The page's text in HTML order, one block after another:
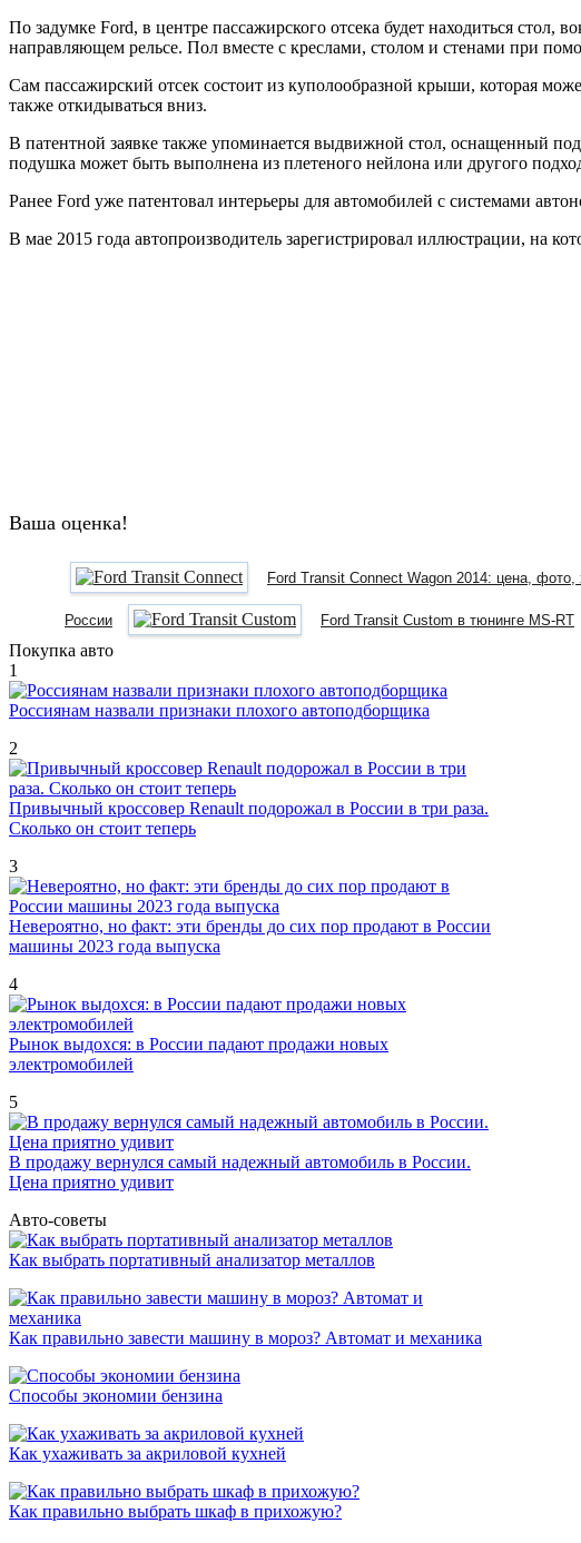
По задумке Ford, в центре пассажирского отсека будет находиться стол,
направляющем рельсе. Пол вместе с креслами, столом и стенами при
Сам пассажирский отсек состоит из куполообразной крыши, которая
также откидываться вниз.
В патентной заявке также упоминается выдвижной стол, оснащенный
подушка может быть выполнена из плетеного нейлона или другого
Ранее Ford уже патентовал интерьеры для автомобилей с системами
В мае 2015 года автопроизводитель зарегистрировал иллюстрации, на
Ваша оценка!
Ford Transit Connect Wagon 2014: цена, фото,
России Ford Transit Custom в тюнинге MS-RT
Покупка авто
1
Россиянам назвали признаки плохого автоподборщика
2
Привычный кроссовер Renault подорожал в России в три раза.
Сколько он стоит теперь
3
Невероятно, но факт: эти бренды до сих пор продают в России
машины 2023 года выпуска
4
Рынок выдохся: в России падают продажи новых
электромобилей
5
В продажу вернулся самый надежный автомобиль в России.
Цена приятно удивит
Авто-советы
Как выбрать портативный анализатор металлов
Как правильно завести машину в мороз? Автомат и механика
Способы экономии бензина
Как ухаживать за акриловой кухней
Как правильно выбрать шкаф в прихожую?